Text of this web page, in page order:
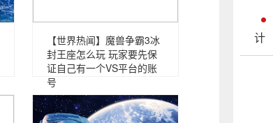
【世界热闻】魔兽争霸3冰
封王座怎么玩 玩家要先保
证自己有一个VS平台的账
号
计